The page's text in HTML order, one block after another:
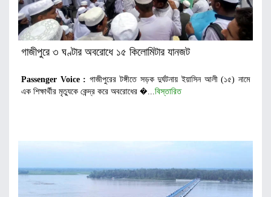
গাজীপুরে ৩ ঘণ্টার অবরোধে ১৫ কিলোমিটার যানজট
Passenger Voice : গাজীপুরের টঙ্গীতে সড়ক দুর্ঘটনায় ইয়াসিন আলী (১৫) নামে
এক শিক্ষার্থীর মৃত্যুকে কেন্দ্র করে অবরোধের �... বিস্তারিত